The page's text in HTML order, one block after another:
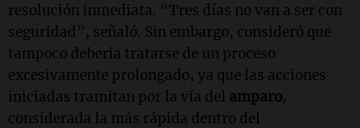
resolución inmediata. “Tres días no van a ser con
seguridad”, señaló. Sin embargo, consideró que
tampoco debería tratarse de un proceso
excesivamente prolongado, ya que las acciones
iniciadas tramitan por la vía del amparo,
considerada la más rápida dentro del